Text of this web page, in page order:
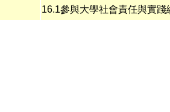
16.1參與大學社會責任與實